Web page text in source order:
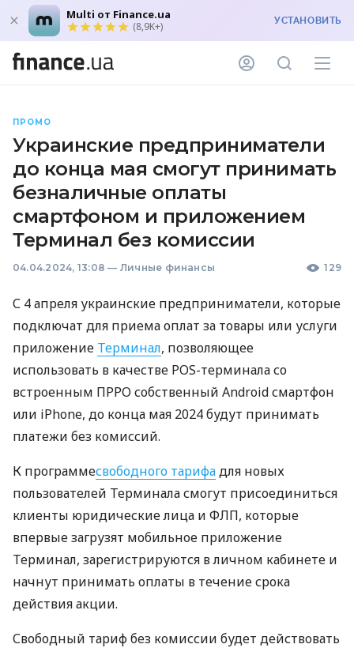
Multi от Finance.ua
(8,9K+) УСТАНОВИТЬ
ПРОМО
Украинские предприниматели
до конца мая смогут принимать
безналичные оплаты
смартфоном и приложением
Терминал без комиссии
04.04.2024, 13:08 — Личные финансы 129
С 4 апреля украинские предприниматели, которые
подключат для приема оплат за товары или услуги
приложение Терминал, позволяющее
использовать в качестве POS-терминала со
встроенным ПРРО собственный Android смартфон
или iPhone, до конца мая 2024 будут принимать
платежи без комиссий.
К программесвободного тарифадля новых
пользователей Терминала смогут присоединиться
клиенты юридические лица и ФЛП, которые
впервые загрузят мобильное приложение
Терминал, зарегистрируются в личном кабинете и
начнут принимать оплаты в течение срока
действия акции.
Свободный тариф без комиссии будет действовать